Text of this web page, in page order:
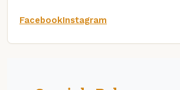
FacebookInstagram